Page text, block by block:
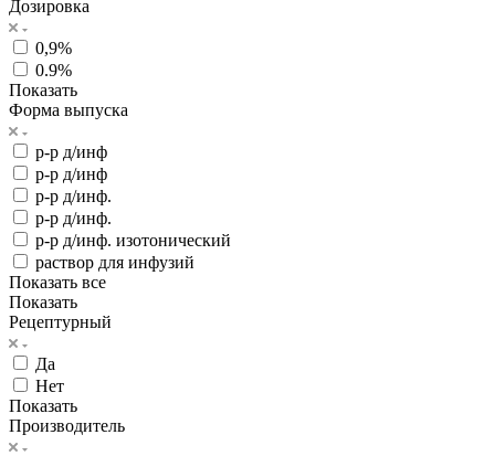
Дозировка
0,9%
0.9%
Показать
Форма выпуска
р-р д/инф
р-р д/инф
р-р д/инф.
р-р д/инф.
р-р д/инф. изотонический
раствор для инфузий
Показать все
Показать
Рецептурный
Да
Нет
Показать
Производитель